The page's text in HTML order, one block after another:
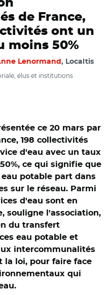
de France,
ont un
moins 50%
Lenormand , Localtis
élus et institutions
ce 20 mars par
198 collectivités
d'eau avec un taux
ce qui signifie que
potable part dans
sur le réseau. Parmi
d'eau sont en
souligne l'association,
du transfert
eau potable et
intercommunalités
la loi, pour faire face
qui